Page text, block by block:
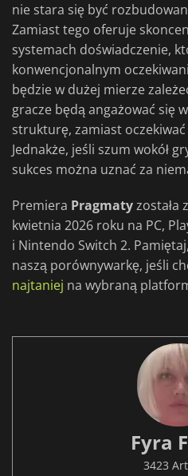
nie stara się być
Zamiast tego oferuje
systemach doświadczenie,
konwencjonalnym
będzie w dużej mierze
gracze będą angażować się
strukturę, zamiast
Jednakże, jeśli szum wokół
sukces można uznać za
Premiera Pragmatyzostała
kwietnia 2026 roku na PC,
i Nintendo Switch 2.
naszą porównywarkę, jeśli
najtaniej na wybraną
Fyra
3423